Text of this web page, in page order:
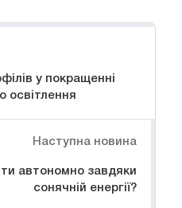
у покращенні
освітлення
Наступна новина
автономно завдяки
сонячній енергії?